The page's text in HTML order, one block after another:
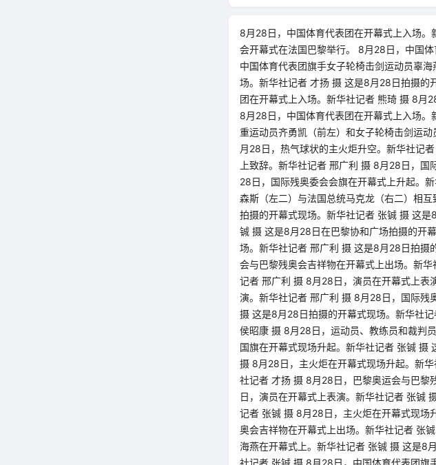
8月28日，中国体育代表团在开幕式上入场
会开幕式在法国巴黎举行。 8月28日，中国
中国体育代表团旗手女子轮椅击剑运动员辜
场。新华社记者 才扬 摄 这是8月28日拍摄的
团在开幕式上入场。新华社记者 熊琦 摄 8月
8月28日，中国体育代表团在开幕式上入场
重运动员齐勇凯（前左）和女子轮椅击剑运
月28日，热气球状的主火炬升空。新华社记
上致辞。新华社记者 邢广利 摄 8月28日，
28日，国际残奥委会会旗在开幕式上升起。
森斯（左二）与法国总统马克龙（右二）相
拍摄的开幕式现场。新华社记者 张铖 摄 这
铖 摄 这是8月28日在巴黎协和广场拍摄的开
场。新华社记者 邢广利 摄 这是8月28日拍摄
会与巴黎残奥会吉祥物在开幕式上出场。新
记者 邢广利 摄 8月28日，演员在开幕式上表
演。新华社记者 邢广利 摄 8月28日，国际残
摄 这是8月28日拍摄的开幕式现场。新华社
侯昭康 摄 8月28日，运动员、教练员和裁判
国旗在开幕式现场升起。新华社记者 张铖 摄
摄 8月28日，主火炬在开幕式现场升起。新
社记者 才扬 摄 8月28日，巴黎奥运会与巴黎
日，演员在开幕式上表演。新华社记者 张铖
记者 张铖 摄 8月28日，主火炬在开幕式现场
奥会吉祥物在开幕式上出场。新华社记者 张
海燕在开幕式上。新华社记者 张铖 摄 这是8
社记者 张铖 摄 8月28日，中国体育代表团旗